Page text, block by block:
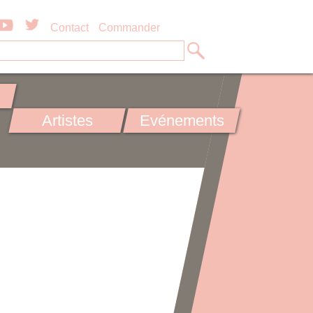
Contact Commander
Artistes Evénements